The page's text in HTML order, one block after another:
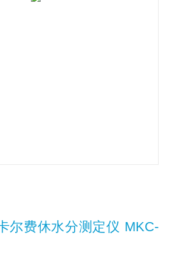
尔费休水分测定仪 MKC-